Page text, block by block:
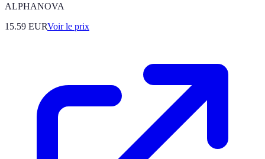
ALPHANOVA
15.59 EURVoir le prix